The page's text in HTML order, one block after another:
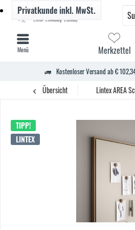
Kostenloser Versand ab €
Merkzettel
Privatkundeinkl. MwSt.
Menü
Übersicht Lintex AREA
TIPP!
LINTEX